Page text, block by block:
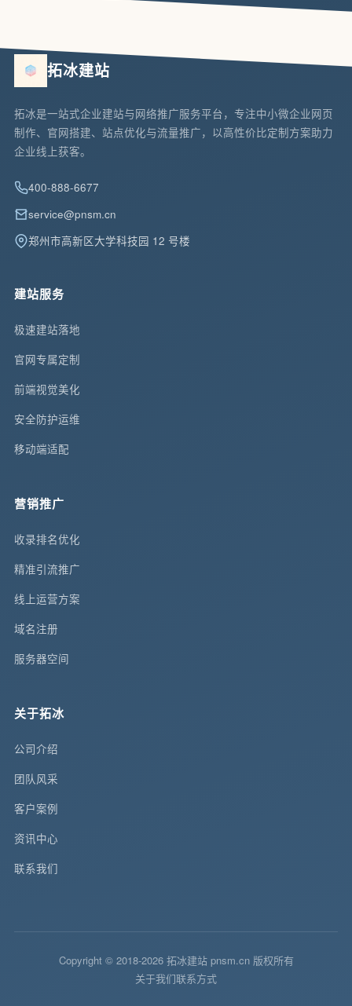
拓冰建站
拓冰是一站式企业建站与网络推广服务平台，专注中小微企业网页
制作、官网搭建、站点优化与流量推广，以高性价比定制方案助力
企业线上获客。
400-888-6677
service@pnsm.cn
郑州市高新区大学科技园 12 号楼
建站服务
极速建站落地
官网专属定制
前端视觉美化
安全防护运维
移动端适配
营销推广
收录排名优化
精准引流推广
线上运营方案
域名注册
服务器空间
关于拓冰
公司介绍
团队风采
客户案例
资讯中心
联系我们
Copyright © 2018-2026 拓冰建站 pnsm.cn 版权所有
关于我们联系方式